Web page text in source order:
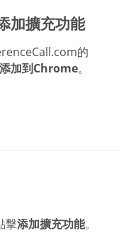
加擴充功能
的
加到Chrome。
擊添加擴充功能。